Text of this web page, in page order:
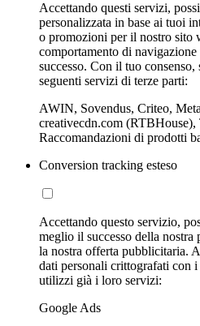
Accettando questi servizi,
personalizzata in base ai tuoi
o promozioni per il nostro sito
comportamento di
successo. Con il tuo
seguenti servizi di terze parti:
AWIN, Sovendus, Criteo,
creativecdn.com
Raccomandazioni di prodotti
Conversion tracking esteso
Accettando questo servizio,
meglio il successo della
la nostra offerta pubblicitaria.
dati personali crittografati con
utilizzi già i loro servizi:
Google Ads